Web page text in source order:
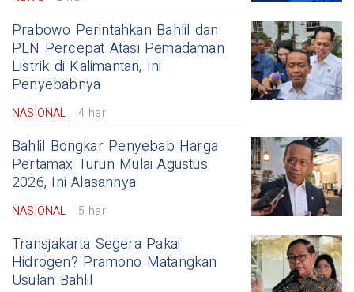
Prabowo Perintahkan Bahlil dan
PLN Percepat Atasi Pemadaman
Listrik di Kalimantan, Ini
Penyebabnya
NASIONAL 4 hari
Bahlil Bongkar Penyebab Harga
Pertamax Turun Mulai Agustus
2026, Ini Alasannya
NASIONAL 5 hari
Transjakarta Segera Pakai
Hidrogen? Pramono Matangkan
Usulan Bahlil